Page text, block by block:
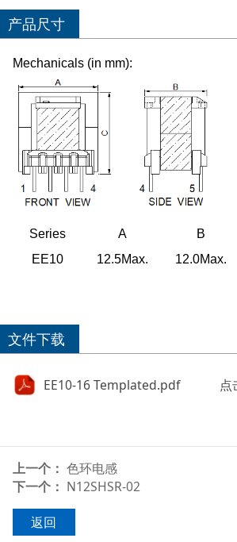
产品尺寸
Mechanicals (in mm):
Series A B
EE10
12.5Max. 12.0Max.
文件下载
EE10-16 Templated.pdf 点
上一个： 色环电感
下一个： N12SHSR-02
返回